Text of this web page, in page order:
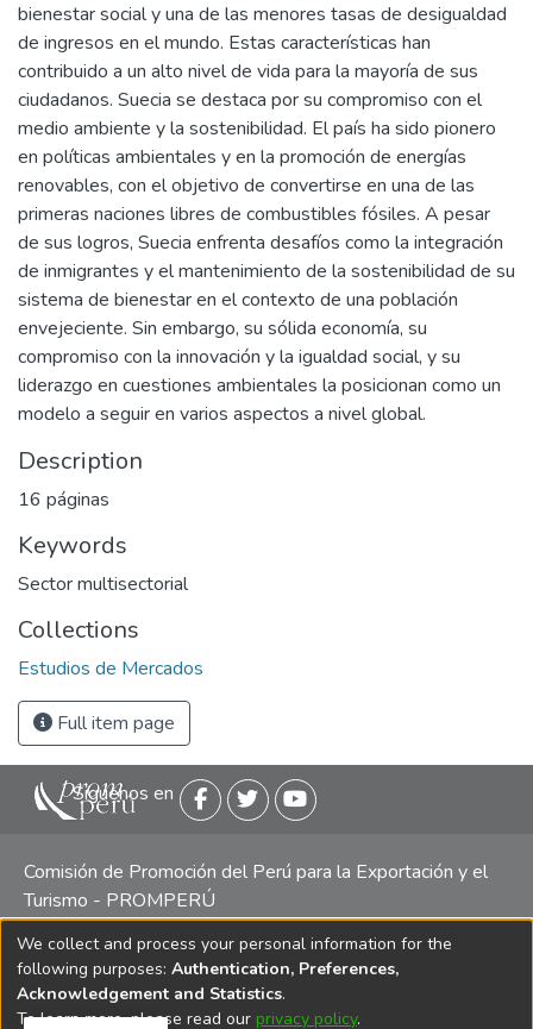
bienestar social y una de las menores tasas de desigualdad
de ingresos en el mundo. Estas características han
contribuido a un alto nivel de vida para la mayoría de sus
ciudadanos. Suecia se destaca por su compromiso con el
medio ambiente y la sostenibilidad. El país ha sido pionero
en políticas ambientales y en la promoción de energías
renovables, con el objetivo de convertirse en una de las
primeras naciones libres de combustibles fósiles. A pesar
de sus logros, Suecia enfrenta desafíos como la integración
de inmigrantes y el mantenimiento de la sostenibilidad de su
sistema de bienestar en el contexto de una población
envejeciente. Sin embargo, su sólida economía, su
compromiso con la innovación y la igualdad social, y su
liderazgo en cuestiones ambientales la posicionan como un
modelo a seguir en varios aspectos a nivel global.
Description
16 páginas
Keywords
Sector multisectorial
Collections
Estudios de Mercados
Full item page
Siguenos en
Comisión de Promoción del Perú para la Exportación y el
Turismo - PROMPERÚ
Central telefónica: (511) 616 7300 / 616 7400 Calle Uno
Oeste 50, Edificio Mincetur, Pisos 13 y 14, San Isidro -
Lima
We collect and process your personal information for the
following purposes: Authentication, Preferences,
Acknowledgement and Statistics.
To learn more, please read our privacy policy.